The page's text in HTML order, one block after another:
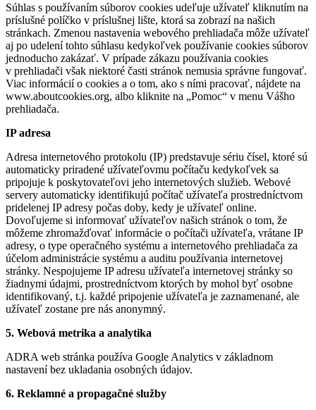
Súhlas s používaním súborov cookies udeľuje užívateľ kliknutím na
príslušné políčko v príslušnej lište, ktorá sa zobrazí na našich
stránkach. Zmenou nastavenia webového prehliadača môže užívateľ
aj po udelení tohto súhlasu kedykoľvek používanie cookies súborov
jednoducho zakázať. V prípade zákazu používania cookies
v prehliadači však niektoré časti stránok nemusia správne fungovať.
Viac informácií o cookies a o tom, ako s ními pracovať, nájdete na
www.aboutcookies.org, albo kliknite na „Pomoc“ v menu Vášho
prehliadača.
IP adresa
Adresa internetového protokolu (IP) predstavuje sériu čísel, ktoré sú
automaticky priradené užívateľovmu počítaču kedykoľvek sa
pripojuje k poskytovateľovi jeho internetových služieb. Webové
servery automaticky identifikujú počítač užívateľa prostredníctvom
pridelenej IP adresy počas doby, kedy je užívateľ online.
Dovoľujeme si informovať užívateľov našich stránok o tom, že
môžeme zhromažďovať informácie o počítači užívateľa, vrátane IP
adresy, o type operačného systému a internetového prehliadača za
účelom administrácie systému a auditu používania internetovej
stránky. Nespojujeme IP adresu užívateľa internetovej stránky so
žiadnymi údajmi, prostredníctvom ktorých by mohol byť osobne
identifikovaný, t.j. každé pripojenie užívateľa je zaznamenané, ale
užívateľ zostane pre nás anonymný.
5. Webová metrika a analytika
ADRA web stránka používa Google Analytics v základnom
nastavení bez ukladania osobných údajov.
6. Reklamné a propagačné služby